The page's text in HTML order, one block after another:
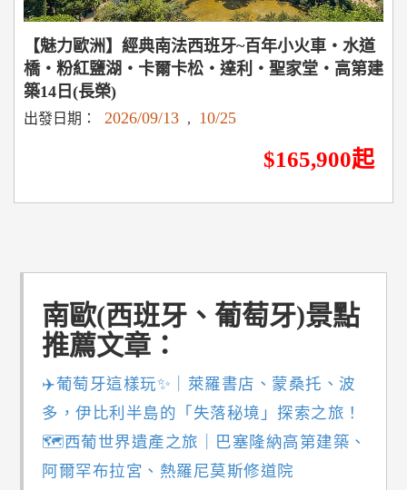
【魅力歐洲】經典南法西班牙~百年小火車‧水道
橋‧粉紅鹽湖‧卡爾卡松‧達利‧聖家堂‧高第建
築14日(長榮)
出發日期： 2026/09/13 , 10/25
$165,900起
南歐(西班牙、葡萄牙)景點
推薦文章：
✈️葡萄牙這樣玩✨｜萊羅書店、蒙桑托、波
多，伊比利半島的「失落秘境」探索之旅！
🗺️西葡世界遺產之旅｜巴塞隆納高第建築、
阿爾罕布拉宮、熱羅尼莫斯修道院